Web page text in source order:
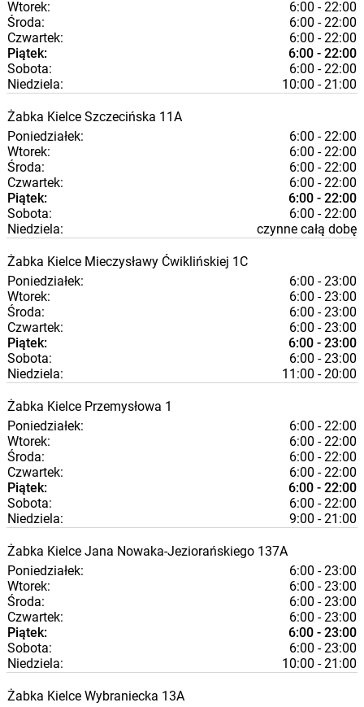
Wtorek:
6:00 - 22:00
Środa:
6:00 - 22:00
Czwartek:
6:00 - 22:00
Piątek:
6:00 - 22:00
Sobota:
6:00 - 22:00
Niedziela:
10:00 - 21:00
Żabka Kielce Szczecińska 11A
Poniedziałek:
6:00 - 22:00
Wtorek:
6:00 - 22:00
Środa:
6:00 - 22:00
Czwartek:
6:00 - 22:00
Piątek:
6:00 - 22:00
Sobota:
6:00 - 22:00
Niedziela:
czynne całą dobę
Żabka Kielce Mieczysławy Ćwiklińskiej 1C
Poniedziałek:
6:00 - 23:00
Wtorek:
6:00 - 23:00
Środa:
6:00 - 23:00
Czwartek:
6:00 - 23:00
Piątek:
6:00 - 23:00
Sobota:
6:00 - 23:00
Niedziela:
11:00 - 20:00
Żabka Kielce Przemysłowa 1
Poniedziałek:
6:00 - 22:00
Wtorek:
6:00 - 22:00
Środa:
6:00 - 22:00
Czwartek:
6:00 - 22:00
Piątek:
6:00 - 22:00
Sobota:
6:00 - 22:00
Niedziela:
9:00 - 21:00
Żabka Kielce Jana Nowaka-Jeziorańskiego 137A
Poniedziałek:
6:00 - 23:00
Wtorek:
6:00 - 23:00
Środa:
6:00 - 23:00
Czwartek:
6:00 - 23:00
Piątek:
6:00 - 23:00
Sobota:
6:00 - 23:00
Niedziela:
10:00 - 21:00
Żabka Kielce Wybraniecka 13A